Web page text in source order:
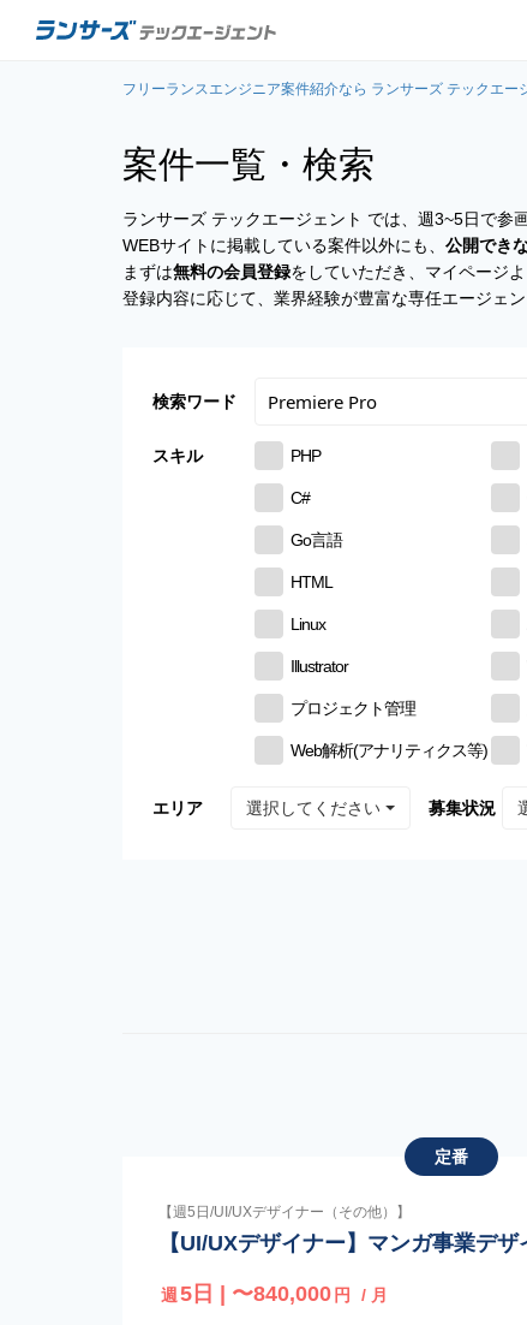
フリーランスエンジニア案件紹介なら ランサーズ テックエー
案件一覧・検索
ランサーズ テックエージェント では、週3~5日で参
WEBサイトに掲載している案件以外にも、 公開でき
まずは無料の会員登録をしていただき、マイページ
登録内容に応じて、業界経験が豊富な専任エージェン
検索ワード
スキル PHP
C#
Go言語
HTML
Linux
Illustrator
プロジェクト管理
Web解析(アナリティクス等)
エリア 選択してください 募集状況
定番
【週5日/UI/UXデザイナー（その他）】
【UI/UXデザイナー】マンガ事業デザ
週 5日 | 〜840,000 円 / 月